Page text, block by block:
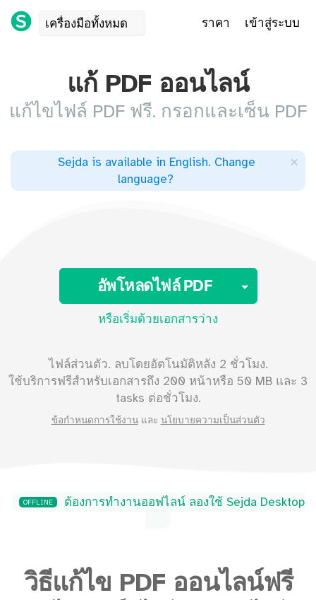
เครื่องมือทั้งหมด ราคา เข้าสู่ระบบ
แก้ PDF ออนไลน์
แก้ไขไฟล์ PDF ฟรี. กรอกและเซ็น PDF
Sejda is available in English. Change
language?
×
อัพโหลดไฟล์ PDF Toggle
หรือเริ่มด้วยเอกสารว่าง
ไฟล์ส่วนตัว. ลบโดยอัตโนมัติหลัง 2 ชั่วโมง.
ใช้บริการฟรีสำหรับเอกสารถึง 200 หน้าหรือ 50 MB และ 3
tasks ต่อชั่วโมง.
ข้อกำหนดการใช้งานและ นโยบายความเป็นส่วนตัว
OFFLINE ต้องการทำงานออฟไลน์ ลองใช้ Sejda Desktop
วิธีแก้ไข PDF ออนไลน์ฟรี